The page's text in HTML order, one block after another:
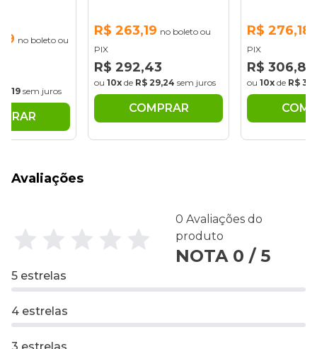
no boleto ou
sem juros
R$ 263,19 no boleto ou
PIX
R$ 292,43
ou 10x de R$ 29,24 sem juros
COMPRAR
R$ 276,18
PIX
R$ 306,87
ou 10x de R$
Avaliações
0 Avaliações do
produto
NOTA 0 / 5
5 estrelas
4 estrelas